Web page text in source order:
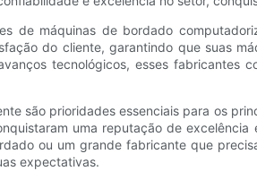
de máquinas de bordado
do cliente, garantindo que suas
tecnológicos, esses
são prioridades essenciais para os
uma reputação de
ou um grande fabricante que
expectativas.